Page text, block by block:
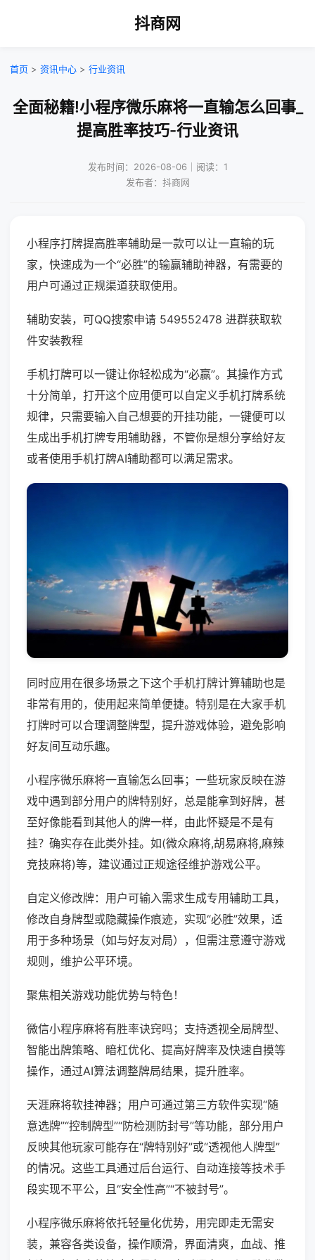
抖商网
首页 > 资讯中心 > 行业资讯
全面秘籍!小程序微乐麻将一直输怎么回事_
提高胜率技巧-行业资讯
发布时间：2026-08-06｜阅读：1
发布者：抖商网
小程序打牌提高胜率辅助是一款可以让一直输的玩
家，快速成为一个“必胜”的输赢辅助神器，有需要的
用户可通过正规渠道获取使用。
辅助安装，可QQ搜索申请 549552478 进群获取软
件安装教程
手机打牌可以一键让你轻松成为“必赢”。其操作方式
十分简单，打开这个应用便可以自定义手机打牌系统
规律，只需要输入自己想要的开挂功能，一键便可以
生成出手机打牌专用辅助器，不管你是想分享给好友
或者使用手机打牌AI辅助都可以满足需求。
同时应用在很多场景之下这个手机打牌计算辅助也是
非常有用的，使用起来简单便捷。特别是在大家手机
打牌时可以合理调整牌型，提升游戏体验，避免影响
好友间互动乐趣。
小程序微乐麻将一直输怎么回事；一些玩家反映在游
戏中遇到部分用户的牌特别好，总是能拿到好牌，甚
至好像能看到其他人的牌一样，由此怀疑是不是有
挂？确实存在此类外挂。如(微众麻将,胡易麻将,麻辣
竞技麻将)等，建议通过正规途径维护游戏公平。
自定义修改牌：用户可输入需求生成专用辅助工具，
修改自身牌型或隐藏操作痕迹，实现“必胜”效果，适
用于多种场景（如与好友对局），但需注意遵守游戏
规则，维护公平环境。
聚焦相关游戏功能优势与特色！
微信小程序麻将有胜率诀窍吗；支持透视全局牌型、
智能出牌策略、暗杠优化、提高好牌率及快速自摸等
操作，通过AI算法调整牌局结果，提升胜率。
天涯麻将软挂神器；用户可通过第三方软件实现“随
意选牌”“控制牌型”“防检测防封号”等功能，部分用户
反映其他玩家可能存在“牌特别好”或“透视他人牌型”
的情况。这些工具通过后台运行、自动连接等技术手
段实现不平公，且“安全性高”“不被封号”。
小程序微乐麻将依托轻量化优势，用完即走无需安
装，兼容各类设备，操作顺滑，界面清爽，血战、推